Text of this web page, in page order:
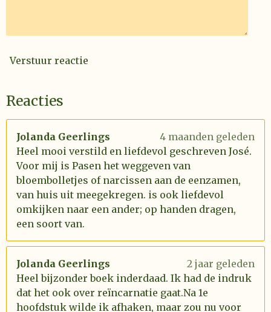
Verstuur reactie
Reacties
Jolanda Geerlings
4 maanden geleden
Heel mooi verstild en liefdevol geschreven José.
Voor mij is Pasen het weggeven van
bloembolletjes of narcissen aan de eenzamen,
van huis uit meegekregen. is ook liefdevol
omkijken naar een ander; op handen dragen,
een soort van.
Jolanda Geerlings
2 jaar geleden
Heel bijzonder boek inderdaad. Ik had de indruk
dat het ook over reïncarnatie gaat.Na 1e
hoofdstuk wilde ik afhaken, maar zou nu voor